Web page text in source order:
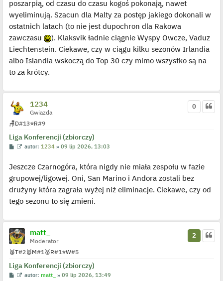
poszarpią, od czasu do czasu kogoś pokonają, nawet
wyeliminują. Szacun dla Malty za postęp jakiego dokonali w
ostatnich latach (to nie jest dupochron dla Rakowa
zawczasu
). Klaksvik ładnie ciągnie Wyspy Owcze, Vaduz
Liechtenstein. Ciekawe, czy w ciągu kilku sezonów Irlandia
albo Islandia wskoczą do Top 30 czy mimo wszystko są na
to za krótcy.
1234
Gwiazda
🪑D#13⭐R#9
Liga Konferencji (zbiorczy)
0
P
t
W
w
i
e
l
o
d
y
n
c
z
y
p
o
s
autor:1234 »09 lip 2026, 13:03
Jeszcze Czarnogóra, która nigdy nie miała zespołu w fazie
grupowej/ligowej. Oni, San Marino i Andora zostali bez
drużyny która zagrała wyżej niż eliminacje. Ciekawe, czy od
tego sezonu to się zmieni.
matt_
Moderator
🥈T#2🥇M#1 🥇R#1⭐W#5
Liga Konferencji (zbiorczy)
2
P
W
autor:matt_ »09 lip 2026, 13:49